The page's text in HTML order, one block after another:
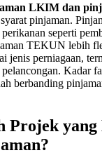
LKIM dan
pinjaman.
seperti
TEKUN lebih
jenis perniagaan,
Kadar
berbanding
Projek